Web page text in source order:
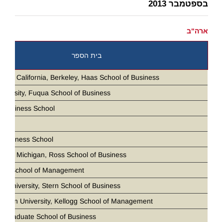
בספטמבר 2013
ארה"ב
בית הספר
of California, Berkeley, Haas School of Business
Fuqua School of Business
Business School
School
of Michigan, Ross School of Business
School of Management
University, Stern School of Business
University, Kellogg School of Management
Graduate School of Business